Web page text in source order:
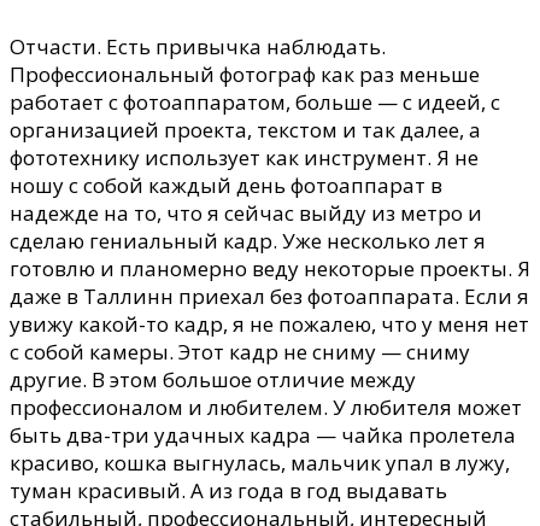
Отчасти. Есть привычка наблюдать.
Профессиональный фотограф как раз меньше
работает с фотоаппаратом, больше — с идеей, с
организацией проекта, текстом и так далее, а
фототехнику использует как инструмент. Я не
ношу с собой каждый день фотоаппарат в
надежде на то, что я сейчас выйду из метро и
сделаю гениальный кадр. Уже несколько лет я
готовлю и планомерно веду некоторые проекты. Я
даже в Таллинн приехал без фотоаппарата. Если я
увижу какой-то кадр, я не пожалею, что у меня нет
с собой камеры. Этот кадр не сниму — сниму
другие. В этом большое отличие между
профессионалом и любителем. У любителя может
быть два-три удачных кадра — чайка пролетела
красиво, кошка выгнулась, мальчик упал в лужу,
туман красивый. А из года в год выдавать
стабильный, профессиональный, интересный